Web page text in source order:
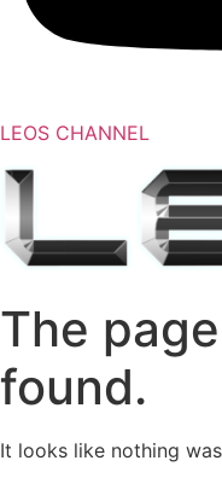
LEOS CHANNEL
The
found.
It looks like nothing